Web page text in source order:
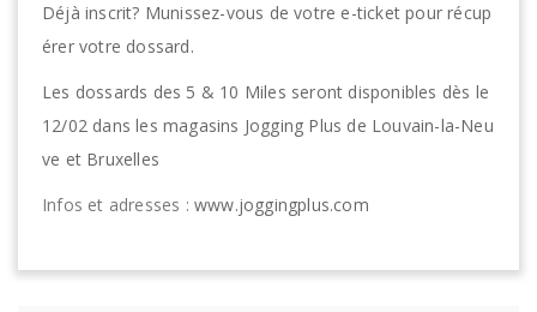
Déjà inscrit? Munissez-vous de votre e-ticket pour récup
érer votre dossard.
Les dossards des 5 & 10 Miles seront disponibles dès le
12/02 dans les magasins Jogging Plus de Louvain-la-Neu
ve et Bruxelles
Infos et adresses : www.joggingplus.com